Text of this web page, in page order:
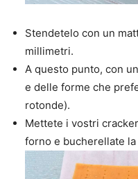
Stendetelo con un
millimetri.
A questo punto, con
e delle forme che
rotonde).
Mettete i vostri
forno e bucherellate